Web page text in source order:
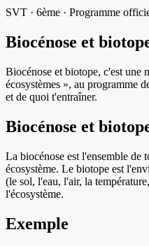
SVT · 6ème · Programme
Biocénose et
Biocénose et biotope, c'est une
écosystèmes », au programme
et de quoi t'entraîner.
Biocénose et
La biocénose est l'ensemble de
écosystème. Le biotope est
(le sol, l'eau, l'air, la
l'écosystème.
Exemple